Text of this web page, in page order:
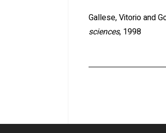
Gallese, Vitorio and
sciences, 1998